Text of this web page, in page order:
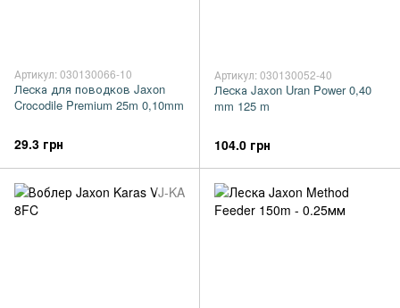
Артикул: 030130066-10
Леска для поводков Jaxon
Crocodile Premium 25m 0,10mm
29.3 грн
Артикул: 030130052-40
Леска Jaxon Uran Power 0,40
mm 125 m
104.0 грн